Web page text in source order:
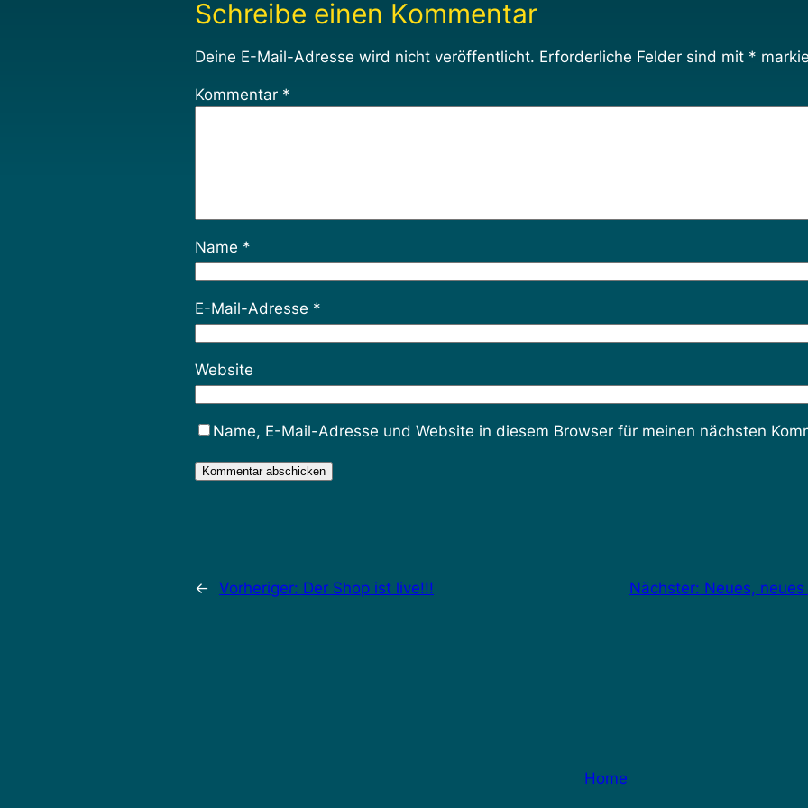
Schreibe einen Kommentar
Deine E-Mail-Adresse wird nicht veröffentlicht. Erforderliche Felder sind mit *
Kommentar *
Name *
E-Mail-Adresse *
Website
Name, E-Mail-Adresse und Website in diesem Browser für meinen nächsten
← Vorheriger: Der Shop ist live!!! Nächster: Neues,
Home